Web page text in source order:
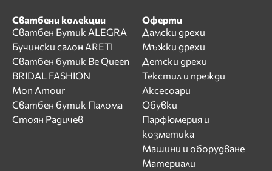
Сватбени колекции
Сватбен Бутик ALEGRA
Бучински салон ARETI
Сватбен бутик Be Queen
BRIDAL FASHION
Mon Amour
Сватбен бутик Палома
Стоян Радичев
Оферти
Дамски дрехи
Мъжки дрехи
Детски дрехи
Текстил и прежди
Аксесоари
Обувки
Парфюмерия и
козметика
Машини и оборудване
Материали